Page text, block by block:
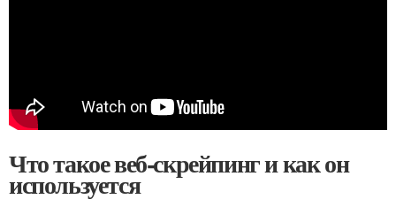
Что такое веб-скрейпинг и как он
используется